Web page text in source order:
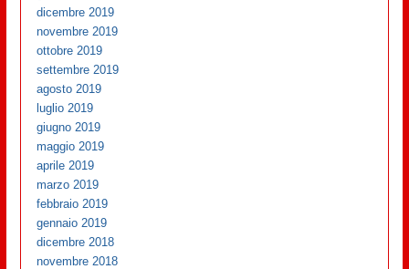
dicembre 2019
novembre 2019
ottobre 2019
settembre 2019
agosto 2019
luglio 2019
giugno 2019
maggio 2019
aprile 2019
marzo 2019
febbraio 2019
gennaio 2019
dicembre 2018
novembre 2018